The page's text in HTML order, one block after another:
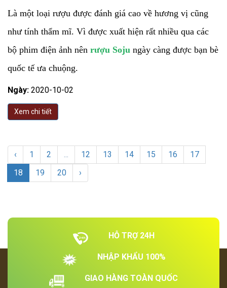
Là một loại rượu được đánh giá cao về hương vị cũng
như tính thẩm mĩ. Vì được xuất hiện rất nhiều qua các
bộ phim điện ảnh nên rượu Soju ngày càng được bạn bè
quốc tế ưa chuộng.
Ngày: 2020-10-02
Xem chi tiết
‹ 1 2 ... 12 13 14 15 16
17
18
19 20 ›
HỖ TRỢ 24H
NHẬP KHẨU 100%
GIAO HÀNG TOÀN QUỐC